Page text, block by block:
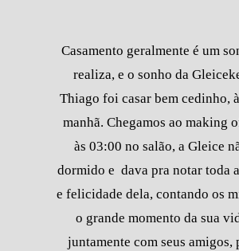
Casamento geralmente é um
realiza, e o sonho da
Thiago foi casar bem cedinho,
manhã. Chegamos ao making
às 03:00 no salão, a Gleice
dormido e dava pra notar toda
e felicidade dela, contando os
o grande momento da sua
juntamente com seus amigos,